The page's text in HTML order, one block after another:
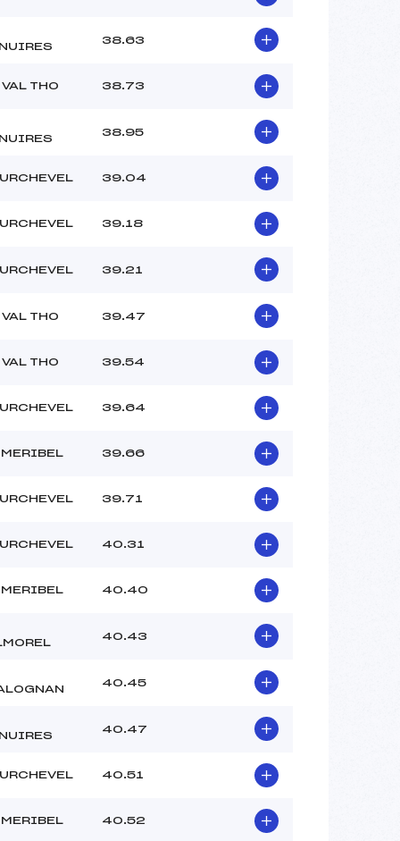
38.63
THO 38.73
38.95
39.04
39.18
39.21
THO 39.47
THO 39.54
39.64
39.66
39.71
40.31
40.40
40.43
40.45
40.47
40.51
40.52